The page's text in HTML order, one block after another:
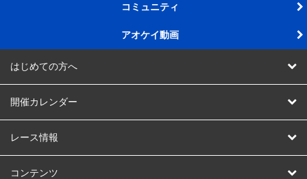
コミュニティ
アオケイ動画
はじめての方へ
AOKEIスタジアムって
AOKEIスタジアム会員ってなに
チャリロトとは
開催カレンダー
競輪
オートレース
レース情報
レース結果
コンテンツ